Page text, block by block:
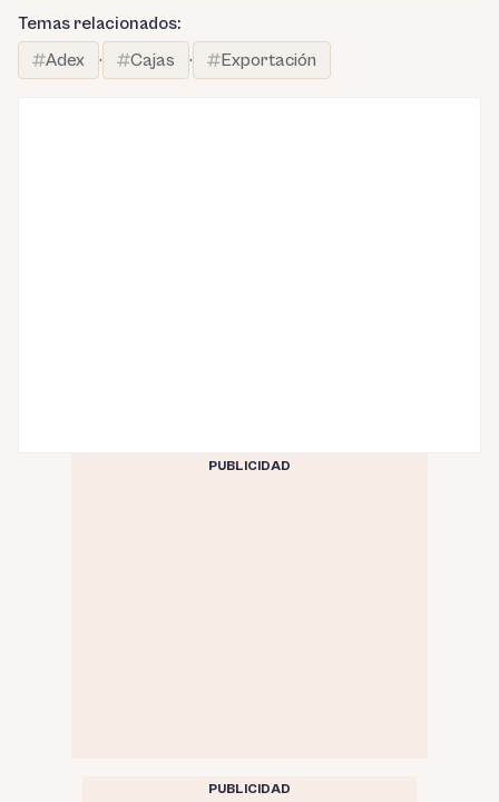
Temas relacionados:
Adex
· Cajas · Exportación
PUBLICIDAD
PUBLICIDAD